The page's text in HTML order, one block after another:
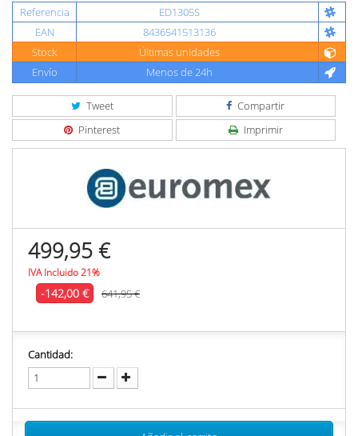
Referencia
ED1305S
EAN
8436541513136
Stock
Últimas unidades
Envío
Menos de 24h
Tweet
Compartir
Pinterest
Imprimir
499,95 €
IVA Incluido 21%
-142,00 € 641,95 €
Cantidad: